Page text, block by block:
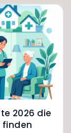
2026 die
finden